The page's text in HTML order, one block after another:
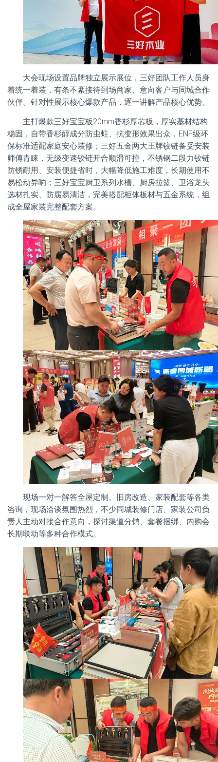
大会现场设置品牌独立展示展位，三好团队工作人员身
着统一着装，有条不紊接待到场商家、意向客户与同城合作
伙伴。针对性展示核心爆款产品，逐一讲解产品核心优势。
主打爆款三好宝宝板20mm香杉厚芯板，厚实基材结构
稳固，自带香杉醇成分防虫蛀、抗变形效果出众，ENF级环
保标准适配家庭安心装修；三好五金两大王牌铰链备受安装
师傅青睐，无级变速铰链开合顺滑可控，不锈钢二段力铰链
防锈耐用、安装便捷省时，大幅降低施工难度，长期使用不
易松动异响；三好宝宝厨卫系列水槽、厨房拉篮、卫浴龙头
选材扎实、防腐易清洁，完美搭配柜体板材与五金系统，组
成全屋家装完整配套方案。
现场一对一解答全屋定制、旧房改造、家装配套等各类
咨询，现场洽谈氛围热烈，不少同城装修门店、家装公司负
责人主动对接合作意向，探讨渠道分销、套餐捆绑、内购会
长期联动等多种合作模式。